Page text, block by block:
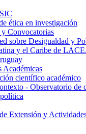
ética en investigación
Convocatorias
sobre Desigualdad y
y el Caribe de
Académicas
científico académico
- Observatorio de
Extensión y